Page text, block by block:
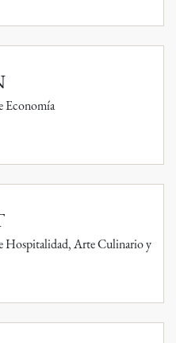
Economía
Hospitalidad, Arte Culinario y